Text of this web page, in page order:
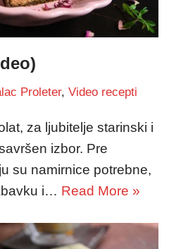
Proleter, Video recepti
za ljubitelje starinski i
izbor. Pre
su namirnice potrebne,
i… Read More »